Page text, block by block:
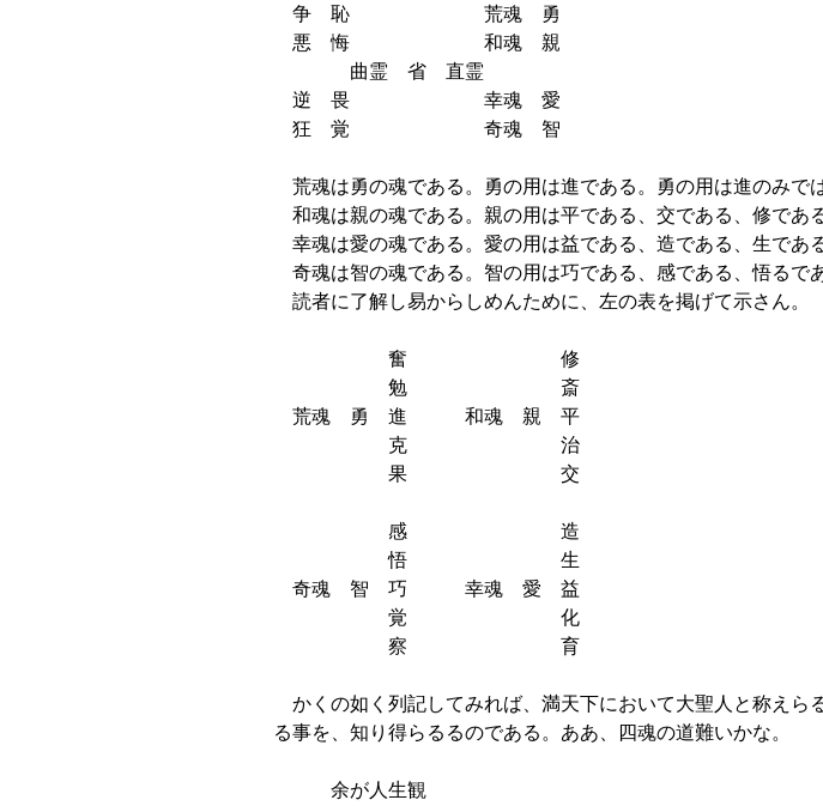
争 恥 荒魂 勇
悪 悔 和魂 親
曲霊 省 直霊
逆 畏 幸魂 愛
狂 覚 奇魂 智
荒魂は勇の魂である。勇の用は進である。勇の用は進のみで
和魂は親の魂である。親の用は平である、交である、修であ
幸魂は愛の魂である。愛の用は益である、造である、生であ
奇魂は智の魂である。智の用は巧である、感である、悟るで
読者に了解し易からしめんために、左の表を掲げて示さん。
奮 修
勉 斎
荒魂 勇 進 和魂 親 平
克 治
果 交
感 造
悟 生
奇魂 智 巧 幸魂 愛 益
覚 化
察 育
かくの如く列記してみれば、満天下において大聖人と称えら
る事を、知り得らるるのである。ああ、四魂の道難いかな。
余が人生観